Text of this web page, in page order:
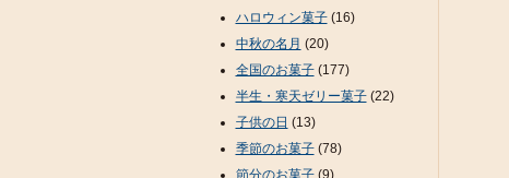
ハロウィン菓子(16)
中秋の名月 (20)
全国のお菓子(177)
半生・寒天ゼリー菓子(22)
子供の日 (13)
季節のお菓子(78)
節分のお菓子(9)